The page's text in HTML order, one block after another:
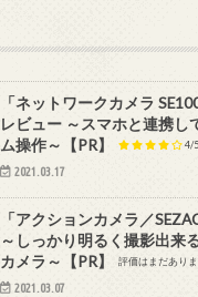
「ネットワークカメラ
レビュー ～スマホと連携し
ム操作～【PR】
4/5
2021.03.17
「アクションカメラ／
～しっかり明るく撮影出来
カメラ～【PR】
評価はまだありま
2021.03.07